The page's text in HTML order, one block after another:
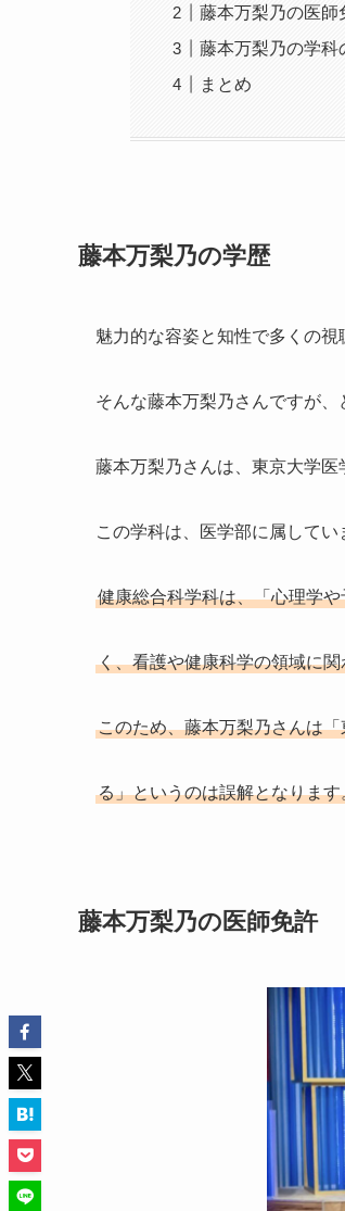
藤本万梨乃の医師
藤本万梨乃の学科
まとめ
藤本万梨乃の学歴
魅力的な容姿と知性で多くの視
そんな藤本万梨乃さんですが、
藤本万梨乃さんは、東京大学医
この学科は、医学部に属して
健康総合科学科は、「心理学
く、看護や健康科学の領域に
このため、藤本万梨乃さんは
る」というのは誤解となります
藤本万梨乃の医師免許